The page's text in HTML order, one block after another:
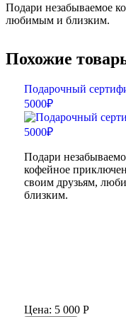
Подари незабываемое
любимым и близким.
Похожие
Подарочный
5000₽
Подари
кофейное
своим друзьям,
близким.
Цена: 5 000 Р